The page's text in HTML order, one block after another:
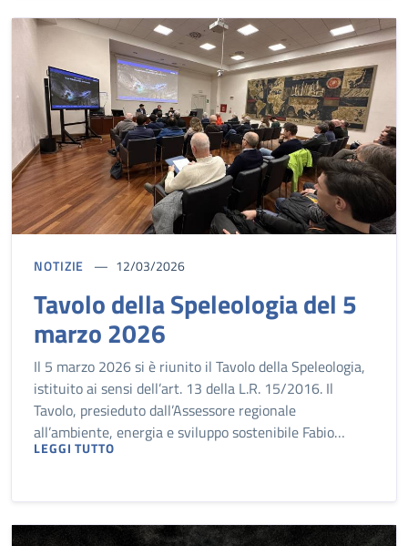
NOTIZIE 12/03/2026
Tavolo della Speleologia del 5
marzo 2026
Il 5 marzo 2026 si è riunito il Tavolo della Speleologia,
istituito ai sensi dell’art. 13 della L.R. 15/2016. Il
Tavolo, presieduto dall’Assessore regionale
all’ambiente, energia e sviluppo sostenibile Fabio…
LEGGI TUTTO